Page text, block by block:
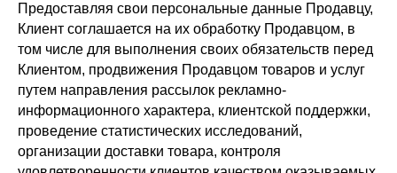
Предоставляя свои персональные данные Продавцу,
Клиент соглашается на их обработку Продавцом, в
том числе для выполнения своих обязательств перед
Клиентом, продвижения Продавцом товаров и услуг
путем направления рассылок рекламно-
информационного характера, клиентской поддержки,
проведение статистических исследований,
организации доставки товара, контроля